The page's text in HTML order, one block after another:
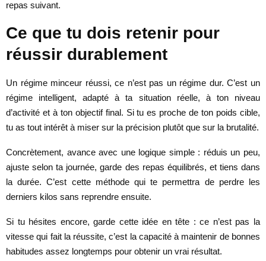
repas suivant.
Ce que tu dois retenir pour
réussir durablement
Un régime minceur réussi, ce n’est pas un régime dur. C’est un
régime intelligent, adapté à ta situation réelle, à ton niveau
d’activité et à ton objectif final. Si tu es proche de ton poids cible,
tu as tout intérêt à miser sur la précision plutôt que sur la brutalité.
Concrètement, avance avec une logique simple : réduis un peu,
ajuste selon ta journée, garde des repas équilibrés, et tiens dans
la durée. C’est cette méthode qui te permettra de perdre les
derniers kilos sans reprendre ensuite.
Si tu hésites encore, garde cette idée en tête : ce n’est pas la
vitesse qui fait la réussite, c’est la capacité à maintenir de bonnes
habitudes assez longtemps pour obtenir un vrai résultat.